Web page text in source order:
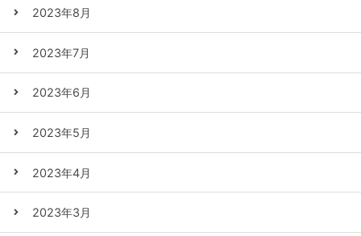
2023年8月
2023年7月
2023年6月
2023年5月
2023年4月
2023年3月